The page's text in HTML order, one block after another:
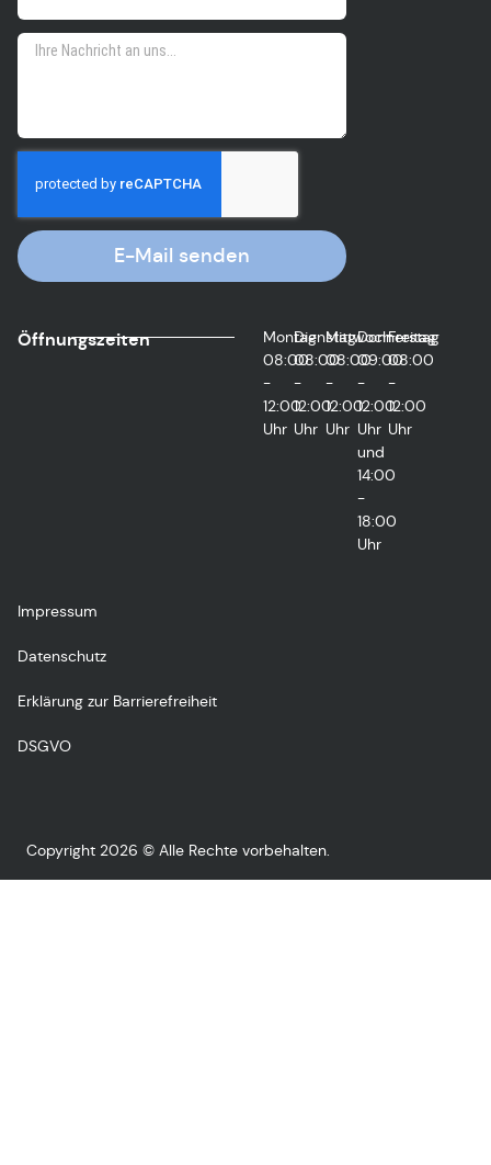
E-Mail senden
Öffnungszeiten
Montag
08:00
-
12:00
Uhr
Dienstag
08:00
-
12:00
Uhr
Mittwoch
08:00
-
12:00
Uhr
Donnerstag
09:00
-
12:00
Uhr
und
14:00
-
18:00
Uhr
Freitag
08:00
-
12:00
Uhr
Impressum
Datenschutz
Erklärung zur Barrierefreiheit
DSGVO
Copyright 2026 © Alle Rechte vorbehalten.